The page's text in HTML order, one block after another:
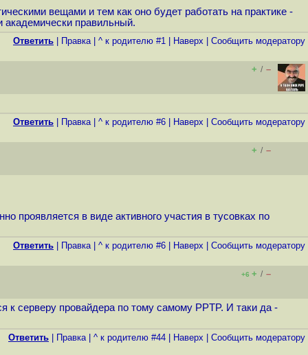
вещами и тем как оно будет работать на практике -
академически правильный.
Ответить Правка| ^ к родителю #1 Наверх Cообщить модератору
+ / –
Ответить Правка| ^ к родителю #6 Наверх Cообщить модератору
+ / –
проявляется в виде активного участия в тусовках по
Ответить Правка| ^ к родителю #6 Наверх Cообщить модератору
+6 + / –
серверу провайдера по тому самому PPTP. И таки да -
Ответить Правка| ^ к родителю #44 Наверх Cообщить модератору